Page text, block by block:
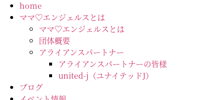
home
ママ♡エンジェルスとは
ママ♡エンジェルスとは
団体概要
アライアンスパートナー
アライアンスパートナーの皆様
united-j（ユナイテッドJ）
ブログ